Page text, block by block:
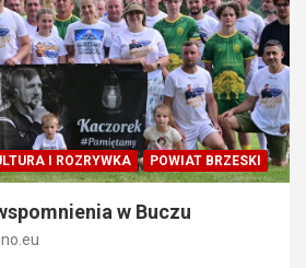
I ROZRYWKA POWIAT BRZESKI
w Buczu